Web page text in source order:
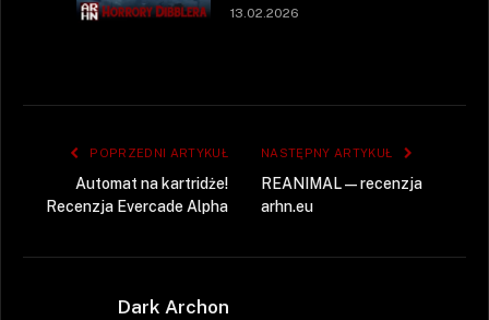
13.02.2026
POPRZEDNI ARTYKUŁ
Automat na kartridże!
Recenzja Evercade Alpha
NASTĘPNY ARTYKUŁ
REANIMAL — recenzja
arhn.eu
Dark Archon